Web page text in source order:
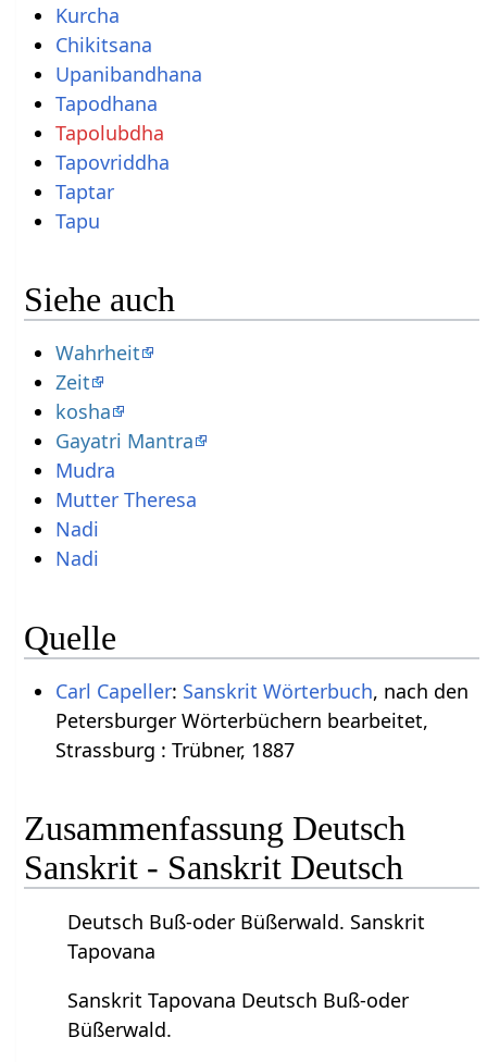
Kurcha
Chikitsana
Upanibandhana
Tapodhana
Tapolubdha
Tapovriddha
Taptar
Tapu
Siehe auch
Wahrheit
Zeit
kosha
Gayatri Mantra
Mudra
Mutter Theresa
Nadi
Nadi
Quelle
Carl Capeller: Sanskrit Wörterbuch, nach den
Petersburger Wörterbüchern bearbeitet,
Strassburg : Trübner, 1887
Zusammenfassung Deutsch
Sanskrit - Sanskrit Deutsch
Deutsch Buß-oder Büßerwald. Sanskrit
Tapovana
Sanskrit Tapovana Deutsch Buß-oder
Büßerwald.